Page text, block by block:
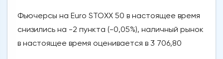
Фьючерсы на Euro STOXX 50 в настоящее время
снизились на -2 пункта (-0,05%), наличный рынок
в настоящее время оценивается в 3 706,80